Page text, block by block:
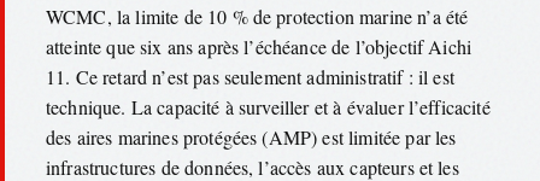
WCMC, la limite de 10 % de protection marine n’a été
atteinte que six ans après l’échéance de l’objectif Aichi
11. Ce retard n’est pas seulement administratif : il est
technique. La capacité à surveiller et à évaluer l’efficacité
des aires marines protégées (AMP) est limitée par les
infrastructures de données, l’accès aux capteurs et les